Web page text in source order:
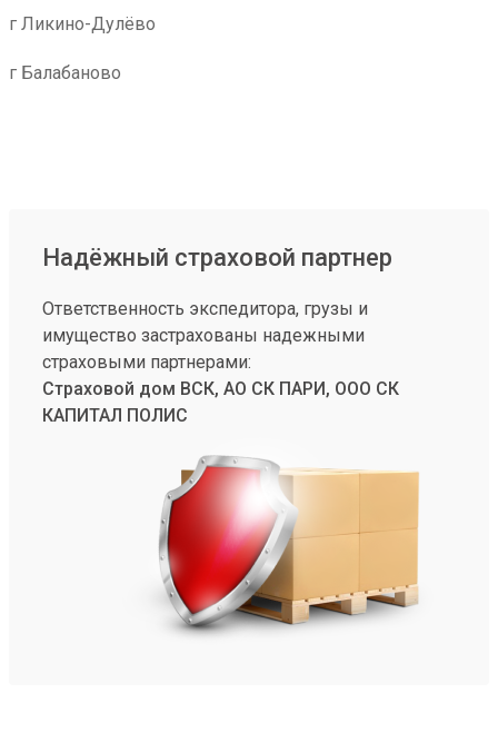
г Ликино-Дулёво
г Балабаново
Надёжный страховой партнер
Ответственность экспедитора, грузы и
имущество застрахованы надежными
страховыми партнерами:
Страховой дом ВСК, АО СК ПАРИ, ООО СК
КАПИТАЛ ПОЛИС